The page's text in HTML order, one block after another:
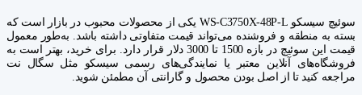
سوئیچ سیسکو WS-C3750X-48P-L یکی از محصولات محبوب در بازار است که
بسته به منطقه و فروشنده می‌تواند قیمت متفاوتی داشته باشد. به‌طور معمول
قیمت این سوئیچ در بازه 1500 تا 3000 دلار قرار دارد. برای خرید، بهتر است به
فروشگاه‌های آنلاین معتبر یا نمایندگی‌های رسمی سیسکو مثل سگال نت
مراجعه کنید تا از اصل بودن محصول و گارانتی آن مطمئن شوید.